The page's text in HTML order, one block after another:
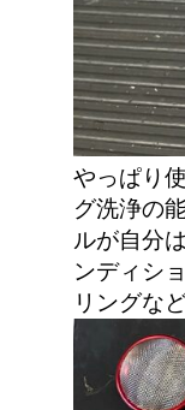
やっぱり
グ洗浄の
ルが自分
ンディシ
リングな